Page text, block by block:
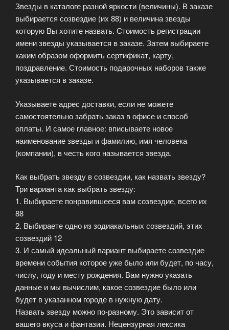
Звезды в каталоге разной яркости (величины). В заказе
выбирается созвездие (их 88) и величина звезды
которую Вы хотите назвать. Стоимость регистрации
имени звезды указывается в заказе. Затем выбираете
каким образом оформить сертификат, карту,
поздравление. Стоимость подарочных наборов также
указывается в заказе.
Указываете адрес доставки, если не можете
самостоятельно забрать заказ в офисе и способ
оплаты. И самое главное: вписываете новое
наименование звезды и фамилию, имя человека
(компании), в честь кого называется звезда.
Как выбрать звезду в созвездии, как назвать звезду?
Три варианта как выбрать звезду:
1. Выбираете понравившееся вам созвездие, всего их
88
2. Выбираете одно из зодиакальных созвездий, этих
созвездий 12
3. И самый идеальный вариант выбираете созвездие
времени события которое уже было или будет, по часу,
числу, году и месту рождения. Вам нужно указать
данные и мы вычислим, какое созвездие было или
будет в указанном городе в нужную дату.
Назвать звезду можно по-разному. Это зависит от
вашего вкуса и фантазии. Нецензурная лексика